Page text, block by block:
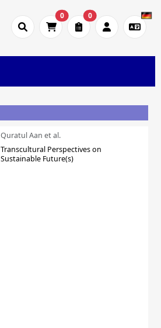
0 0
Quratul Aan et al.
Transcultural Perspectives on
Sustainable Future(s)